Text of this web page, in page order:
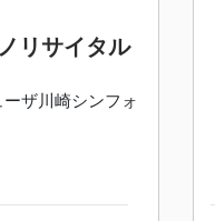
リサイタル
ザ川崎シンフォ